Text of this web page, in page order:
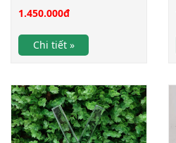
1.450.000đ
Chi tiết »